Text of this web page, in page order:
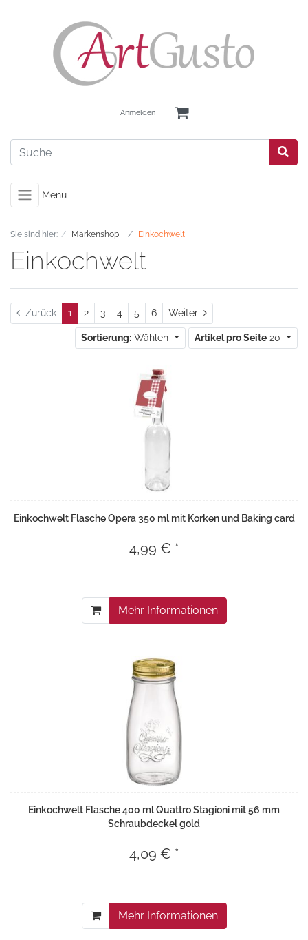
Anmelden
Menü
Sie sind hier: Markenshop Einkochwelt
Einkochwelt
Zurück 1 2 3 4 5 6 Weiter Weiter
Sortierung: Wählen Artikel pro Seite 20
Einkochwelt Flasche Opera 350 ml mit Korken und Baking card
4,99 € *
Mehr Informationen
Einkochwelt Flasche 400 ml Quattro Stagioni mit 56 mm
Schraubdeckel gold
4,09 € *
Mehr Informationen